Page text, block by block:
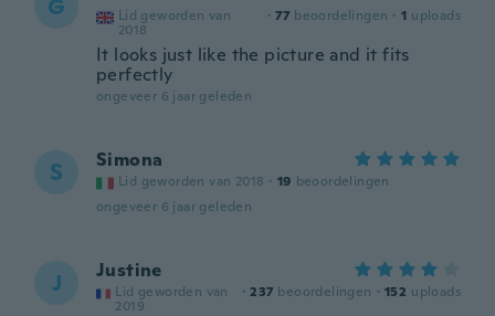
G
Lid geworden van
2018
· 77 beoordelingen · 1 uploads
It looks just like the picture and it fits
perfectly
ongeveer 6 jaar geleden
S Simona
Lid geworden van 2018 · 19 beoordelingen
ongeveer 6 jaar geleden
J Justine
Lid geworden van
2019
· 237 beoordelingen · 152 uploads